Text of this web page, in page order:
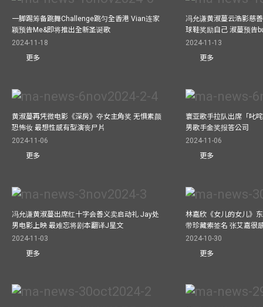
一脚踢筹备跳舞Challenge跳匀全香港 Vian连家
颖预告Me&即将推出全新圣诞歌
2024-11-18
更多
冯允谦黄淑蔓云浩影慈
球鞋奖励自己 淑蔓预告
2024-11-13
更多
黄淑蔓再凭微电影《深房》夺女主角奖 无惧素颜
恐怖妆 最想性感有型演丧尸片
2024-11-06
更多
寰亚歌手拉队出席「叱
男歌手金奖报答公司
2024-11-06
更多
冯允谦黄淑蔓出席红十字会善义卖启动礼 Jay处
男电影上映 最难忘将剧本翻译J星文
2024-11-03
更多
林嘉欣《女儿的女儿》
带珍藏索签名 张艾嘉很
2024-10-30
更多